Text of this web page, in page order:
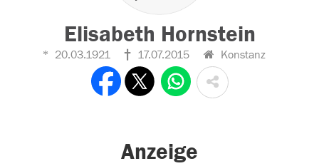
Elisabeth Hornstein
20.03.1921 17.07.2015 Konstanz
Anzeige